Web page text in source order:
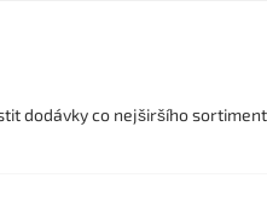
dodávky co nejširšího